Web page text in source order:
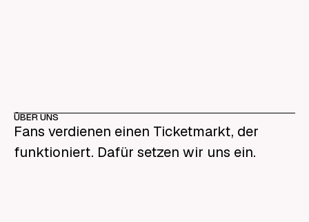
ÜBER UNS
Fans verdienen einen Ticketmarkt, der
funktioniert. Dafür setzen wir uns ein.